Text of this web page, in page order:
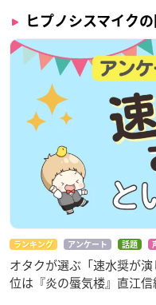
ヒプノシスマイク
ランキング アンケート 話題
オタクが選ぶ「速水奨が
位は『炎の蜃気楼』直江信